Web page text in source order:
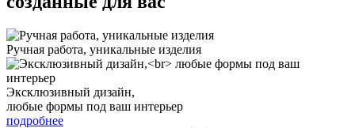
Ручная работа, уникальные изделия
Эксклюзивный дизайн,
любые формы под ваш интерьер
подробнее